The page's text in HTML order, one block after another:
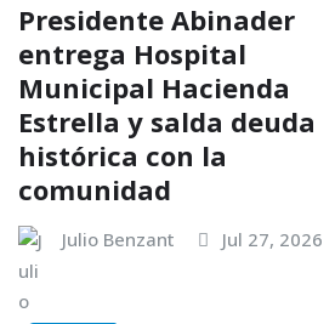
Presidente Abinader
entrega Hospital
Municipal Hacienda
Estrella y salda deuda
histórica con la
comunidad
Julio Benzant Jul 27, 2026